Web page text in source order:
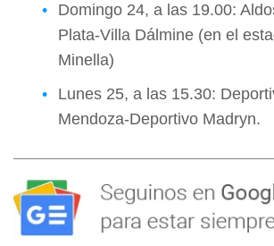
Domingo 24, a las 19.00:
Plata-Villa Dálmine (en el
Minella)
Lunes 25, a las 15.30:
Mendoza-Deportivo Madryn.